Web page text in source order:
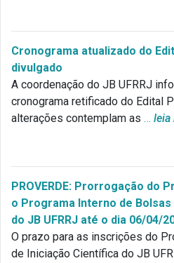
Cronograma atualizado do
divulgado
A coordenação do JB UFRRJ
cronograma retificado do Edital
alterações contemplam as … leia
PROVERDE: Prorrogação do
o Programa Interno de
do JB UFRRJ até o dia 06/04/
O prazo para as inscrições do
de Iniciação Científica do JB